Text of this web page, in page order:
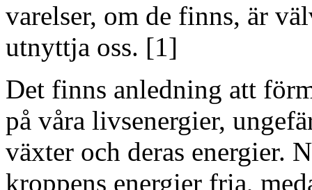
varelser, om de finns, är
utnyttja oss. [1]
Det finns anledning att
på våra livsenergier,
växter och deras energier.
kroppens energier fria,